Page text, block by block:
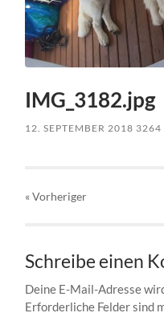
IMG_3182.jpg
12. SEPTEMBER 2018 3264
« Vorheriger
Schreibe einen
Deine E-Mail-Adresse
Erforderliche Felder sind